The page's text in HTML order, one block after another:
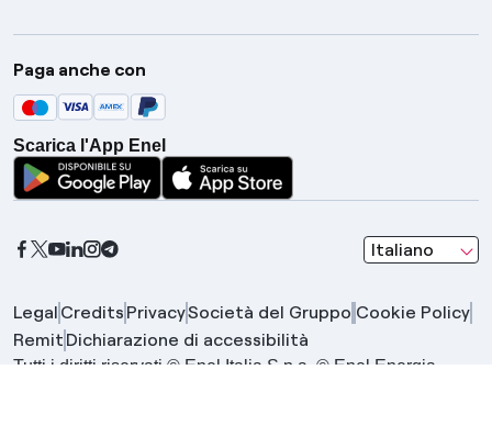
Enel Group
Enel Green Power
Global Trading
Global Procurement
Gridspertise
Paga anche con
Scarica l'App Enel
Italiano
seleziona una
Legal Credits PrivacySocietà del Gruppo Cookie Policy
Remit Dichiarazione di accessibilità
Tutti i diritti riservati © Enel Italia S.p.a. © Enel Energia